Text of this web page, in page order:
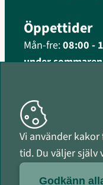
Öppettider
Mån-fre:08:00 -
under
212000-0597
Vi använder
tid. Du väljer själv
Godkänn